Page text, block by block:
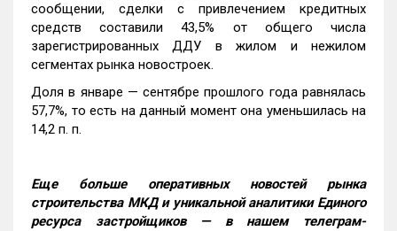
сообщении, сделки с привлечением кредитных
средств составили 43,5% от общего числа
зарегистрированных ДДУ в жилом и нежилом
сегментах рынка новостроек.
Доля в январе — сентябре прошлого года равнялась
57,7%, то есть на данный момент она уменьшилась на
14,2 п. п.
Еще больше оперативных новостей рынка
строительства МКД и уникальной аналитики Единого
ресурса застройщиков — в нашем телеграм-